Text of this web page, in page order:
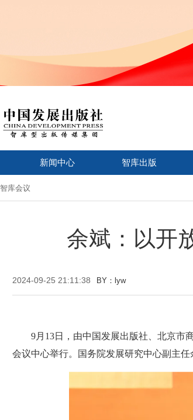
新闻中心 智库出版
智库会议
余斌：以开
2024-09-25 21:11:38 BY：lyw
9月13日，由中国发展出版社、北京市
会议中心举行。国务院发展研究中心副主任